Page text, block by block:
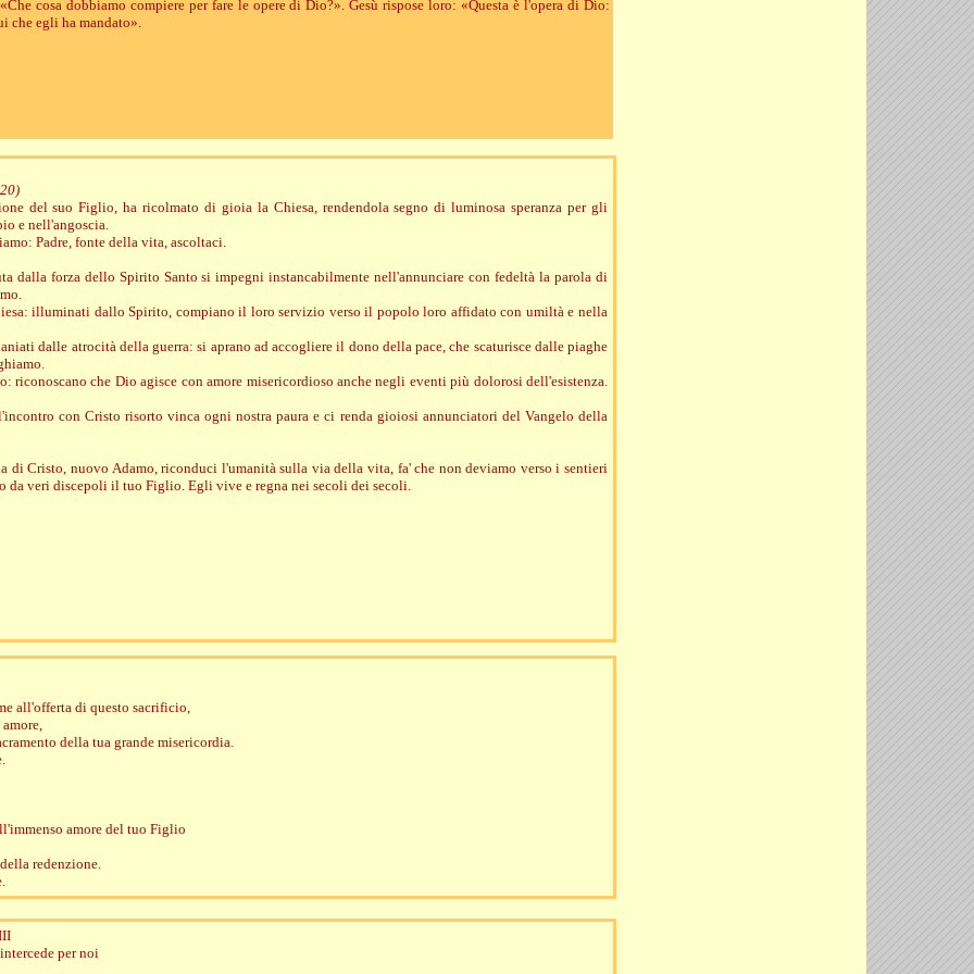
cosa dobbiamo compiere per fare le opere di Dio?». Gesù rispose loro: «Questa è l'opera di Dio:
che egli ha mandato».
del suo Figlio, ha ricolmato di gioia la Chiesa, rendendola segno di luminosa speranza per gli
e nell'angoscia.
Padre, fonte della vita, ascoltaci.
dalla forza dello Spirito Santo si impegni instancabilmente nell'annunciare con fedeltà la parola di
illuminati dallo Spirito, compiano il loro servizio verso il popolo loro affidato con umiltà e nella
dalle atrocità della guerra: si aprano ad accogliere il dono della pace, che scaturisce dalle piaghe
riconoscano che Dio agisce con amore misericordioso anche negli eventi più dolorosi dell'esistenza.
con Cristo risorto vinca ogni nostra paura e ci renda gioiosi annunciatori del Vangelo della
di Cristo, nuovo Adamo, riconduci l'umanità sulla via della vita, fa' che non deviamo verso i sentieri
da veri discepoli il tuo Figlio. Egli vive e regna nei secoli dei secoli.
all'offerta di questo sacrificio,
della tua grande misericordia.
amore del tuo Figlio
redenzione.
per noi